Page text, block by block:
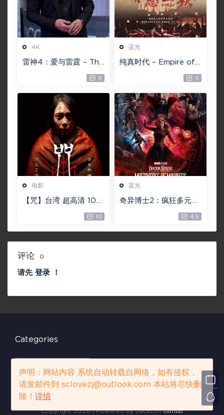
4K
雷神4：爱与雷霆 – Tho
20.4GB [115网盘下载]
6
蓝光
纯真时代 – Empire of
GB ISO【115网盘专用
下载】
6
电影
【咒】台湾 超高清 108
网目前最清晰版本】
10
蓝光
奇异博士2：疯狂多元宇
Doctor Strange in th
e Multiverse of Madn
ess 60GB
4.5
评论 0
请先 登录 ！
Categories
声明：网站内容 系统自动转载自网络，如有侵权，请发邮件到 sclovezj
Copyright 2020 | Powered by JacksonGithub
声明：网站内容 系统自动转载自网络，如有侵权，
请发邮件到 sclovezj@outlook.com 本站将尽快删
除！详情